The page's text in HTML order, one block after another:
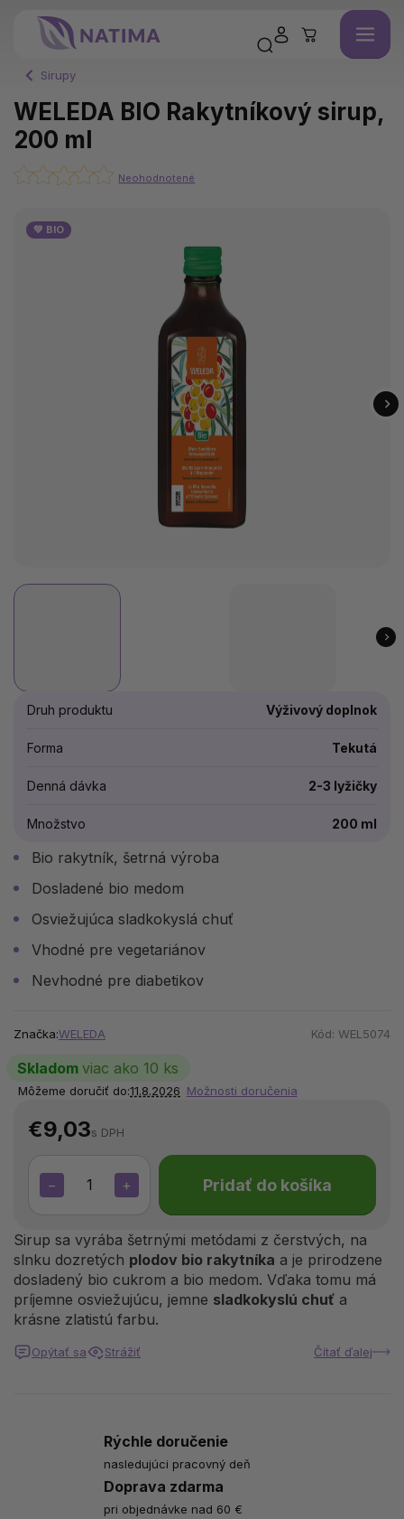
Sirupy
WELEDA BIO Rakytníkový sirup,
200 ml
Neohodnotené
💚 BIO
€9,03s DPH
+
− Pridať do košíka
Sirup sa vyrába šetrnými metódami z čerstvých, na
slnku dozretých plodov bio rakytníka a je prirodzene
dosladený bio cukrom a bio medom. Vďaka tomu má
príjemne osviežujúcu, jemne sladkokyslú chuť a
krásne zlatistú farbu.
Čítať ďalej
Opýtať sa Strážiť
Bio rakytník, šetrná výroba
Dosladené bio medom
Osviežujúca sladkokyslá chuť
Vhodné pre vegetariánov
Nevhodné pre diabetikov
Značka:WELEDA Kód: WEL5074
Druh produktu Výživový doplnok
Forma Tekutá
Denná dávka 2-3 lyžičky
Množstvo 200 ml
Skladom viac ako 10 ks
Môžeme doručiť do:11.8.2026 Možnosti doručenia
Rýchle doručenie
nasledujúci pracovný deň
Doprava zdarma
pri objednávke nad 60 €